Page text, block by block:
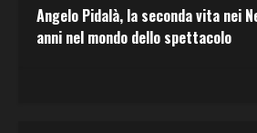
Angelo Pidalà, la seconda vita nei
anni nel mondo dello spettacolo